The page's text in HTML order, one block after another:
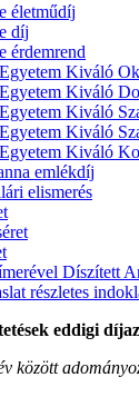
életműdíj
díj
érdemrend
Kiváló
Kiváló
Kiváló
Kiváló
Kiváló
emlékdíj
elismerés
Díszített
részletes
eddigi
között